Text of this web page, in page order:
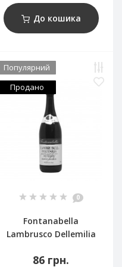
До кошика
Популярний
Продано
0
Fontanabella
Lambrusco Dellemilia
86 грн.